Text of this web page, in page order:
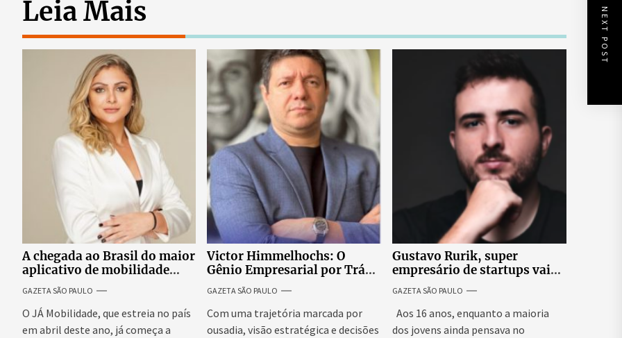
NEXT POST
Leia Mais
A chegada ao Brasil do maior
aplicativo de mobilidade
urbana da Europa promete
transformar o mercado
nacional de transporte por
aplicativo.
GAZETA SÃO PAULO
O JÁ Mobilidade, que estreia no país
em abril deste ano, já começa a
Victor Himmelhochs: O
Gênio Empresarial por Trás
do Império Eurolink
GAZETA SÃO PAULO
Com uma trajetória marcada por
ousadia, visão estratégica e decisões
Gustavo Rurik, super
empresário de startups vai
revelar os bastidores da
liderança estratégica no
Código da Expansão
GAZETA SÃO PAULO
Aos 16 anos, enquanto a maioria
dos jovens ainda pensava no